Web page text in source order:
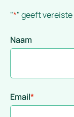
"*" geeft
Naam
Email*